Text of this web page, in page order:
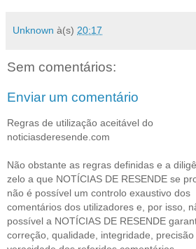
Unknown à(s) 20:17
Sem comentários:
Enviar um comentário
Regras de utilização aceitável do
noticiasderesende.com
Não obstante as regras definidas e a
zelo a que NOTÍCIAS DE RESENDE se
não é possível um controlo exaustivo dos
comentários dos utilizadores e, por isso,
possível a NOTÍCIAS DE RESENDE
correção, qualidade, integridade, precisão